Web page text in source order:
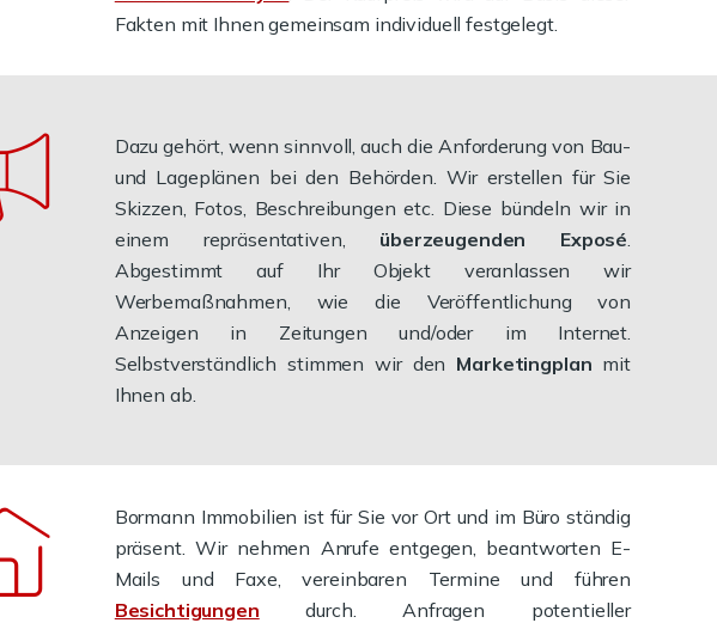
Fakten mit Ihnen gemeinsam individuell festgelegt.
Dazu gehört, wenn sinnvoll, auch die Anforderung von Bau-
und Lageplänen bei den Behörden. Wir erstellen für Sie
Skizzen, Fotos, Beschreibungen etc. Diese bündeln wir in
einem repräsentativen, überzeugenden Exposé.
Abgestimmt auf Ihr Objekt veranlassen wir
Werbemaßnahmen, wie die Veröffentlichung von
Anzeigen in Zeitungen und/oder im Internet.
Selbstverständlich stimmen wir den Marketingplan mit
Ihnen ab.
Bormann Immobilien ist für Sie vor Ort und im Büro ständig
präsent. Wir nehmen Anrufe entgegen, beantworten E-
Mails und Faxe, vereinbaren Termine und führen
Besichtigungen
durch. Anfragen potentieller